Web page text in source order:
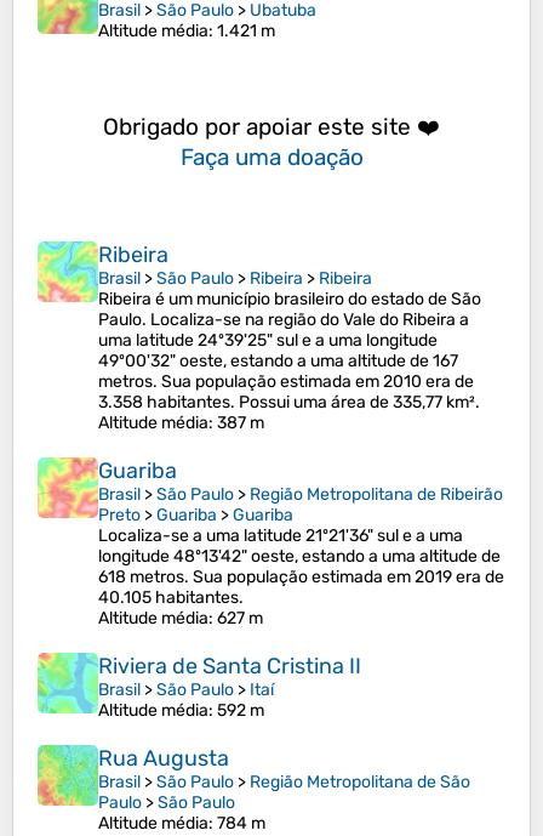
Brasil >São Paulo > Ubatuba
Altitude média: 1.421 m
Obrigado por apoiar este site ❤️
Faça uma doação
Ribeira
Brasil >São Paulo > Ribeira > Ribeira
Ribeira é um município brasileiro do estado de São
Paulo. Localiza-se na região do Vale do Ribeira a
uma latitude 24º39'25" sul e a uma longitude
49º00'32" oeste, estando a uma altitude de 167
metros. Sua população estimada em 2010 era de
3.358 habitantes. Possui uma área de 335,77 km².
Altitude média: 387 m
Guariba
Brasil >São Paulo > Região Metropolitana de Ribeirão
Preto >Guariba >Guariba
Localiza-se a uma latitude 21º21'36" sul e a uma
longitude 48º13'42" oeste, estando a uma altitude de
618 metros. Sua população estimada em 2019 era de
40.105 habitantes.
Altitude média: 627 m
Riviera de Santa Cristina II
Brasil >São Paulo > Itaí
Altitude média: 592 m
Rua Augusta
Brasil >São Paulo > Região Metropolitana de São
Paulo >São Paulo
Altitude média: 784 m